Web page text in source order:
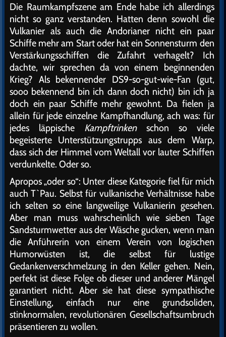
Die Raumkampfszene am Ende habe ich allerdings
nicht so ganz verstanden. Hatten denn sowohl die
Vulkanier als auch die Andorianer nicht ein paar
Schiffe mehr am Start oder hat ein Sonnensturm den
Verstärkungsschiffen die Zufahrt verhagelt? Ich
dachte, wir sprechen da von einem beginnenden
Krieg? Als bekennender DS9-so-gut-wie-Fan (gut,
sooo bekennend bin ich dann doch nicht) bin ich ja
doch ein paar Schiffe mehr gewohnt. Da fielen ja
allein für jede einzelne Kampfhandlung, ach was: für
jedes läppische Kampftrinkenschon so viele
begeisterte Unterstützungstrupps aus dem Warp,
dass sich der Himmel vom Weltall vor lauter Schiffen
verdunkelte. Oder so.
Apropos „oder so“: Unter diese Kategorie fiel für mich
auch T`Pau. Selbst für vulkanische Verhältnisse habe
ich selten so eine langweilige Vulkanierin gesehen.
Aber man muss wahrscheinlich wie sieben Tage
Sandsturmwetter aus der Wäsche gucken, wenn man
die Anführerin von einem Verein von logischen
Humorwüsten ist, die selbst für lustige
Gedankenverschmelzung in den Keller gehen. Nein,
perfekt ist diese Folge ob dieser und anderer Mängel
garantiert nicht. Aber sie hat diese sympathische
Einstellung, einfach nur eine grundsoliden,
stinknormalen, revolutionären Gesellschaftsumbruch
präsentieren zu wollen.